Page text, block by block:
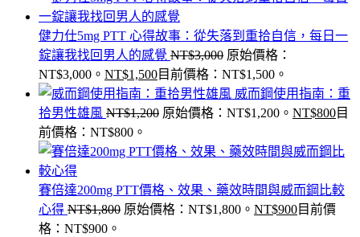
健力仕5mg PTT 心得故事：從失落到重拾自信，每日一
錠讓我找回男人的感覺 NT$3,000 原始價格：
NT$3,000。 NT$1,500目前價格：NT$1,500。
威而鋼使用指南：重
拾男性雄風 NT$1,200 原始價格：NT$1,200。 NT$800目
前價格：NT$800。
賽倍達200mg PTT價格、效果、藥效時間與威而鋼比較
心得 NT$1,800 原始價格：NT$1,800。 NT$900目前價
格：NT$900。